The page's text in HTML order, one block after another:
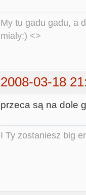
My tu gadu gadu, a
mialy:) <>
2008-03-18
przeca są na dole
I Ty zostaniesz big